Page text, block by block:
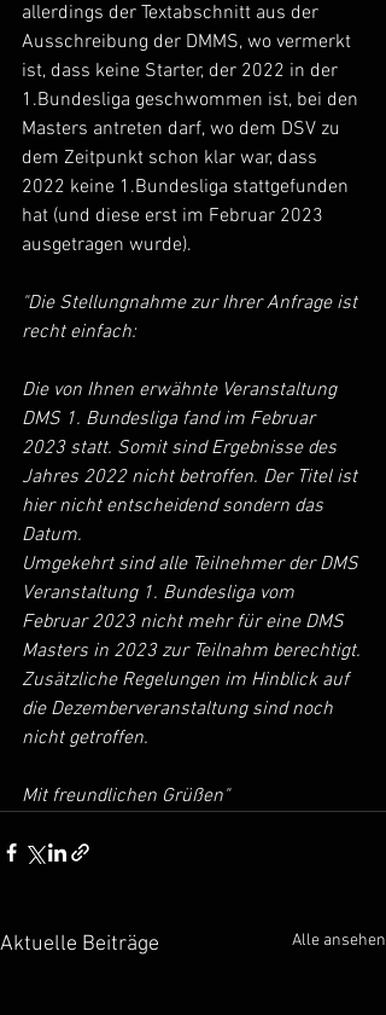
allerdings der Textabschnitt aus der
Ausschreibung der DMMS, wo vermerkt
ist, dass keine Starter, der 2022 in der
1.Bundesliga geschwommen ist, bei den
Masters antreten darf, wo dem DSV zu
dem Zeitpunkt schon klar war, dass
2022 keine 1.Bundesliga stattgefunden
hat (und diese erst im Februar 2023
ausgetragen wurde).
"Die Stellungnahme zur Ihrer Anfrage ist
recht einfach:
Die von Ihnen erwähnte Veranstaltung
DMS 1. Bundesliga fand im Februar
2023 statt. Somit sind Ergebnisse des
Jahres 2022 nicht betroffen. Der Titel ist
hier nicht entscheidend sondern das
Datum.
Umgekehrt sind alle Teilnehmer der DMS
Veranstaltung 1. Bundesliga vom
Februar 2023 nicht mehr für eine DMS
Masters in 2023 zur Teilnahm berechtigt.
Zusätzliche Regelungen im Hinblick auf
die Dezemberveranstaltung sind noch
nicht getroffen.
Mit freundlichen Grüßen"
Aktuelle Beiträge Alle ansehen